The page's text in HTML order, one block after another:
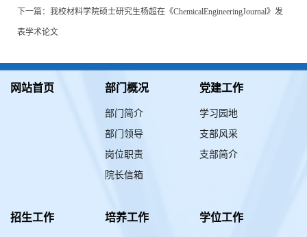
下一篇： 我校材料学院硕士研究生杨超在《ChemicalEngineeringJournal》发
表学术论文
网站首页 部门概况
部门简介
部门领导
岗位职责
院长信箱
党建工作
学习园地
支部风采
支部简介
招生工作 培养工作 学位工作